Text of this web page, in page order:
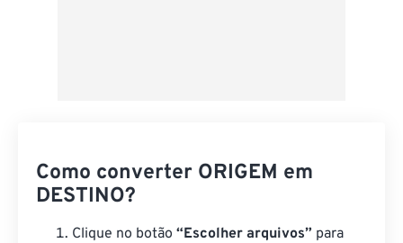
Como converter ORIGEM em
DESTINO?
Clique no botão “Escolher arquivos” para